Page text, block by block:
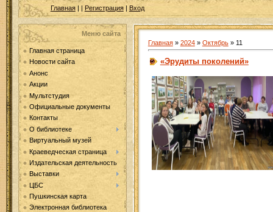
Главная| | Регистрация| Вход
Меню сайта
Главная страница
Новости сайта
Анонс
Акции
Мультстудия
Официальные документы
Контакты
О библиотеке
Виртуальный музей
Краеведческая страница
Издательская деятельность
Выставки
ЦБС
Пушкинская карта
Электронная библиотека
Главная» 2024 » Октябрь » 11
«Эрудиты поколений»